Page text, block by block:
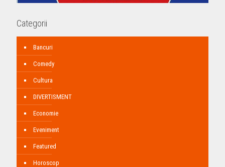
Categorii
Bancuri
Comedy
Cultura
DIVERTISMENT
Economie
Eveniment
Featured
Horoscop